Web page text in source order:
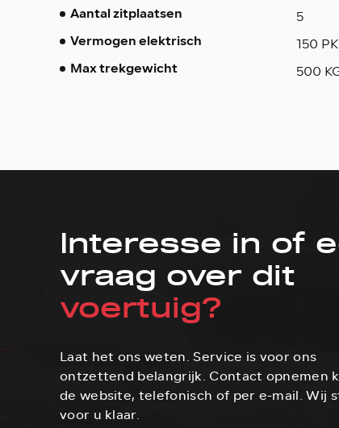
Aantal zitplaatsen 5
Vermogen elektrisch 150 PK
Max trekgewicht 500
Interesse in of
vraag over dit
voertuig?
Laat het ons weten. Service is voor ons
ontzettend belangrijk. Contact opnemen
de website, telefonisch of per e-mail. Wij
voor u klaar.